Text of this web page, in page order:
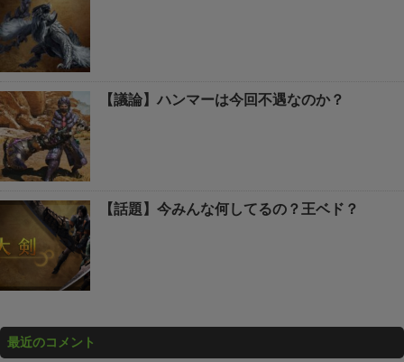
【議論】ハンマーは今回不遇なのか？
【話題】今みんな何してるの？王ベド？
最近のコメント